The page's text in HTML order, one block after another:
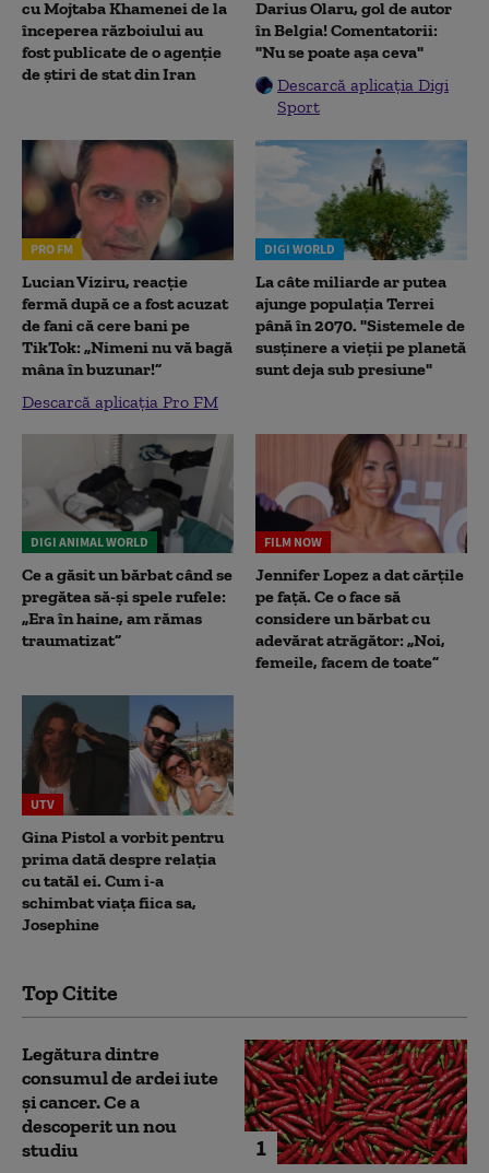
cu Mojtaba Khamenei de la
începerea războiului au
fost publicate de o agenție
de știri de stat din Iran
Darius Olaru, gol de autor
în Belgia! Comentatorii:
"Nu se poate așa ceva"
Descarcă aplicația Digi
Sport
PRO FM
Lucian Viziru, reacție
fermă după ce a fost acuzat
de fani că cere bani pe
TikTok: „Nimeni nu vă bagă
mâna în buzunar!”
Descarcă aplicația Pro FM
DIGI WORLD
La câte miliarde ar putea
ajunge populația Terrei
până în 2070. "Sistemele de
susținere a vieții pe planetă
sunt deja sub presiune"
DIGI ANIMAL WORLD
Ce a găsit un bărbat când se
pregătea să-și spele rufele:
„Era în haine, am rămas
traumatizat”
FILM NOW
Jennifer Lopez a dat cărțile
pe față. Ce o face să
considere un bărbat cu
adevărat atrăgător: „Noi,
femeile, facem de toate”
UTV
Gina Pistol a vorbit pentru
prima dată despre relația
cu tatăl ei. Cum i-a
schimbat viața fiica sa,
Josephine
Top Citite
1
Legătura dintre
consumul de ardei iute
și cancer. Ce a
descoperit un nou
studiu